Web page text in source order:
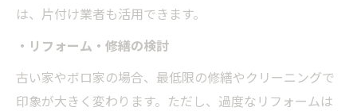
は、片付け業者も活用できます。
・リフォーム・修繕の検討
古い家やボロ家の場合、最低限の修繕やクリーニングで
印象が大きく変わります。ただし、過度なリフォームは